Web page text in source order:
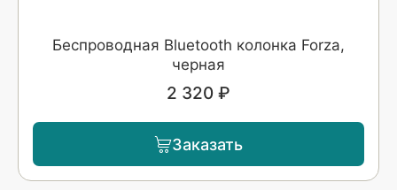
Беспроводная Bluetooth колонка Forza,
черная
2 320 ₽
Заказать